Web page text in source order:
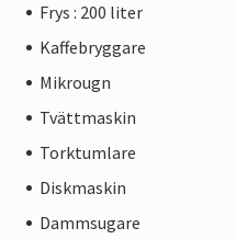
Frys : 200 liter
Kaffebryggare
Mikrougn
Tvättmaskin
Torktumlare
Diskmaskin
Dammsugare